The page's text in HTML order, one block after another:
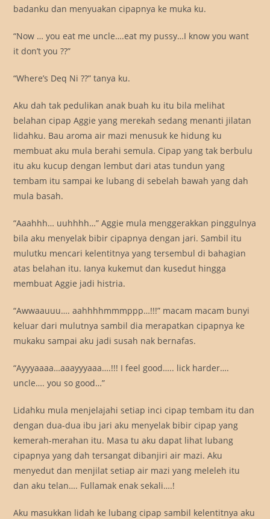
badanku dan menyuakan cipapnya ke muka ku.
“Now … you eat me uncle….eat my pussy…I know you want
it don’t you ??”
“Where’s Deq Ni ??” tanya ku.
Aku dah tak pedulikan anak buah ku itu bila melihat
belahan cipap Aggie yang merekah sedang menanti jilatan
lidahku. Bau aroma air mazi menusuk ke hidung ku
membuat aku mula berahi semula. Cipap yang tak berbulu
itu aku kucup dengan lembut dari atas tundun yang
tembam itu sampai ke lubang di sebelah bawah yang dah
mula basah.
“Aaahhh… uuhhhh…” Aggie mula menggerakkan pinggulnya
bila aku menyelak bibir cipapnya dengan jari. Sambil itu
mulutku mencari kelentitnya yang tersembul di bahagian
atas belahan itu. Ianya kukemut dan kusedut hingga
membuat Aggie jadi histria.
“Awwaauuu…. aahhhhmmmppp…!!!” macam macam bunyi
keluar dari mulutnya sambil dia merapatkan cipapnya ke
mukaku sampai aku jadi susah nak bernafas.
“Ayyyaaaa…aaayyyaaa….!!! I feel good….. lick harder….
uncle…. you so good…”
Lidahku mula menjelajahi setiap inci cipap tembam itu dan
dengan dua-dua ibu jari aku menyelak bibir cipap yang
kemerah-merahan itu. Masa tu aku dapat lihat lubang
cipapnya yang dah tersangat dibanjiri air mazi. Aku
menyedut dan menjilat setiap air mazi yang meleleh itu
dan aku telan…. Fullamak enak sekali….!
Aku masukkan lidah ke lubang cipap sambil kelentitnya aku